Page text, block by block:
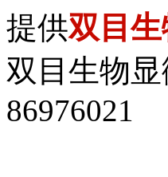
提供双目
双目生物
86976021